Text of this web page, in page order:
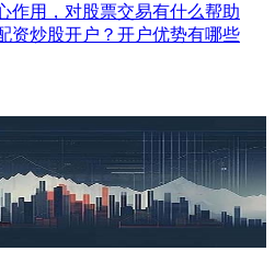
作用，对股票交易有什么帮助
资炒股开户？开户优势有哪些